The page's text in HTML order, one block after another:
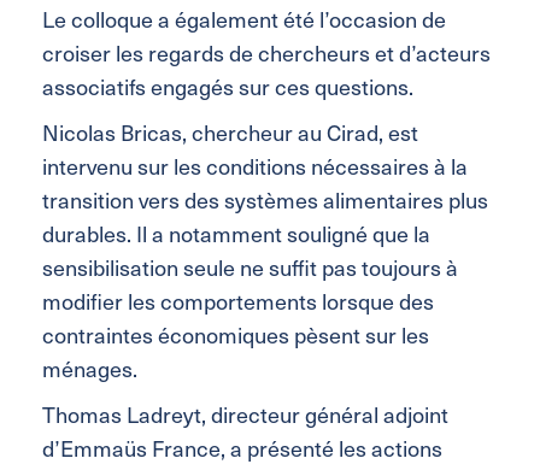
Le colloque a également été l’occasion de
croiser les regards de chercheurs et d’acteurs
associatifs engagés sur ces questions.
Nicolas Bricas, chercheur au Cirad, est
intervenu sur les conditions nécessaires à la
transition vers des systèmes alimentaires plus
durables. Il a notamment souligné que la
sensibilisation seule ne suffit pas toujours à
modifier les comportements lorsque des
contraintes économiques pèsent sur les
ménages.
Thomas Ladreyt, directeur général adjoint
d’Emmaüs France, a présenté les actions